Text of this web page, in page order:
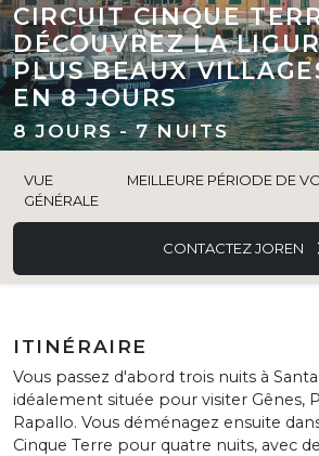
CIRCUIT CINQUE
DÉCOUVREZ LA
PLUS BEAUX
EN 8 JOURS
8 JOURS - 7 NUITS
VUE
GÉNÉRALE
MEILLEURE PÉRIODE DE
CONTACTEZ JOREN
ITINÉRAIRE
Vous passez d'abord trois nuits à
idéalement située pour visiter Gênes,
Rapallo. Vous déménagez ensuite
Cinque Terre pour quatre nuits, avec